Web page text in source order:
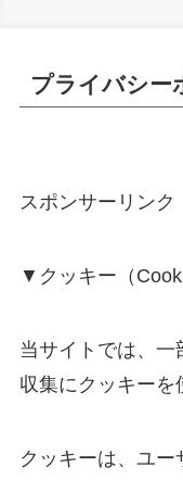
プライバシー
スポンサーリンク
▼クッキー（
当サイトでは、
収集にクッキーを
クッキーは、ユ